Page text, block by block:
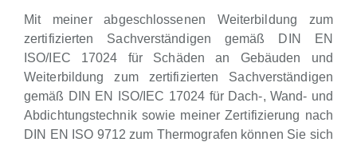
Mit meiner abgeschlossenen Weiterbildung zum
zertifizierten Sachverständigen gemäß DIN EN
ISO/IEC 17024 für Schäden an Gebäuden und
Weiterbildung zum zertifizierten Sachverständigen
gemäß DIN EN ISO/IEC 17024 für Dach-, Wand- und
Abdichtungstechnik sowie meiner Zertifizierung nach
DIN EN ISO 9712 zum Thermografen können Sie sich